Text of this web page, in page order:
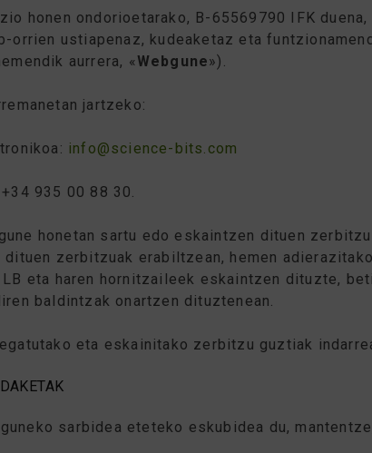
honen ondorioetarako, B-65569790 IFK
orrien ustiapenaz, kudeaketaz eta
aurrera, «Webgune»).
jartzeko:
info@science-bits.com
935 00 88 30.
honetan sartu edo eskaintzen dituen
dituen zerbitzuak erabiltzean, hemen
eta haren hornitzaileek eskaintzen dituzte,
baldintzak onartzen dituztenean.
eta eskainitako zerbitzu guztiak
sarbidea eteteko eskubidea du,